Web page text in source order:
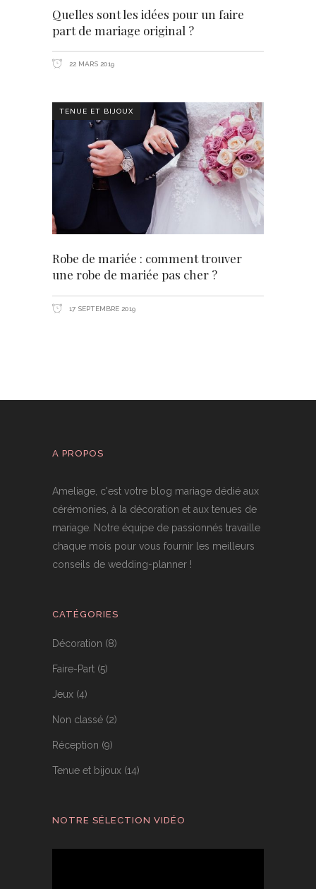
Quelles sont les idées pour un faire
part de mariage original ?
22 MARS 2019
TENUE ET BIJOUX
Robe de mariée : comment trouver
une robe de mariée pas cher ?
17 SEPTEMBRE 2019
A PROPOS
Ameliage, c'est votre blog mariage dédié aux
cérémonies, à la décoration et aux tenues de
mariage. Notre équipe de passionnés travaille
chaque mois pour vous fournir les meilleurs
conseils de wedding-planner !
CATÉGORIES
Décoration (8)
Faire-Part (5)
Jeux (4)
Non classé (2)
Réception (9)
Tenue et bijoux (14)
NOTRE SÉLECTION VIDÉO